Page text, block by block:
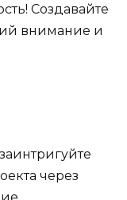
Создавайте
внимание и
через